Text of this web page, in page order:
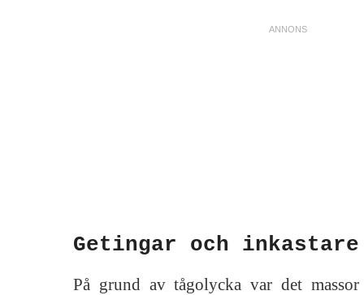
Getingar och inkastare
På grund av tågolycka var det